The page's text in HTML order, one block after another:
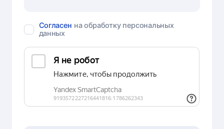
Согласен на обработку персональных
данных